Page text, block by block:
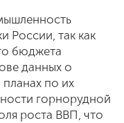
России, так как
бюджета
данных о
по их
горнорудной
роста ВВП, что